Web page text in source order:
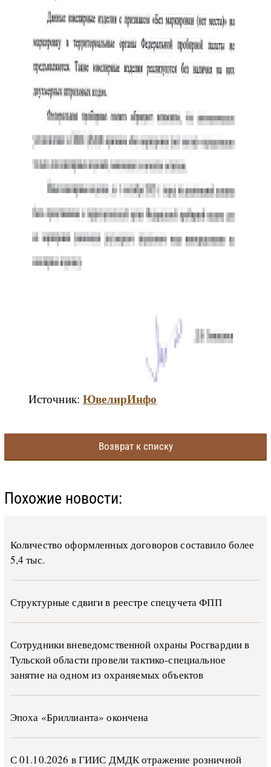
Источник:ЮвелирИнфо
Возврат к списку
Похожие новости:
Количество оформленных договоров составило более
5,4 тыс.
Структурные сдвиги в реестре спецучета ФПП
Сотрудники вневедомственной охраны Росгвардии в
Тульской области провели тактико-специальное
занятие на одном из охраняемых объектов
Эпоха «Бриллианта» окончена
С 01.10.2026 в ГИИС ДМДК от­ра­же­ние роз­ни­ч­ной